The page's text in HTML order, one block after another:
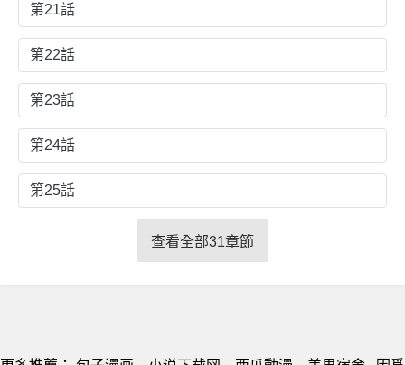
第21話
第22話
第23話
第24話
第25話
查看全部31章節